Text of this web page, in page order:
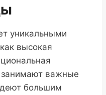
уникальными
высокая
занимают важные
большим